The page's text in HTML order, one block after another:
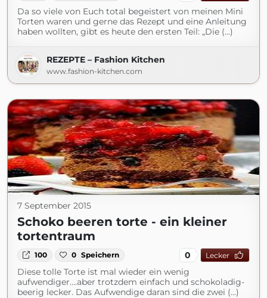
Da so viele von Euch total begeistert von meinen Mini
Torten waren und gerne das Rezept und eine Anleitung
haben wollten, gibt es heute den ersten Teil: „Die (...)
REZEPTE – Fashion Kitchen
www.fashion-kitchen.com
7 September 2015
Schoko beeren torte - ein kleiner
tortentraum
100 0 Speichern 0 Lecker
Diese tolle Torte ist mal wieder ein wenig
aufwendiger….aber trotzdem einfach und schokoladig-
beerig lecker. Das Aufwendige daran sind die zwei (...)